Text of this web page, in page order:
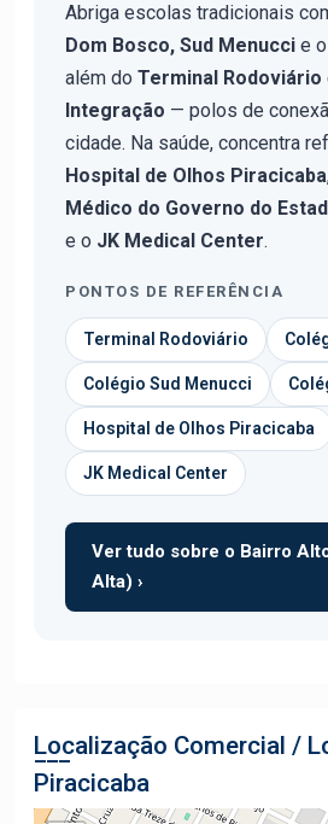
Abriga escolas tradicionais
Dom Bosco, Sud Menucci e o
além do Terminal Rodoviário
Integração — polos de
cidade. Na saúde, concentra
Hospital de Olhos Piracicaba
Médico do Governo do
e o JK Medical Center.
PONTOS DE REFERÊNCIA
Terminal Rodoviário
Colégio Sud Menucci
Hospital de Olhos Piracicaba
JK Medical Center
Ver tudo sobre o Bairro
Alta) ›
Localização Comercial /
Piracicaba